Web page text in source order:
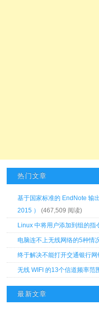
热门文章
基于国家标准的 EndNote 输
2015 ）
(467,509 阅读)
Linux 中将用户添加到组的指
电脑连不上无线网络的5种情
终于解决不能打开交通银行网
无线 WIFI 的13个信道频率范
最新文章